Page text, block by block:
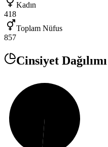
Kadın
418
Toplam Nüfus
857
Cinsiyet Dağılımı